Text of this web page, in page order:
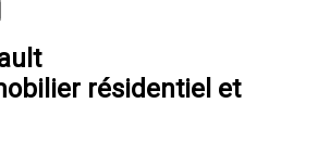
résidentiel et